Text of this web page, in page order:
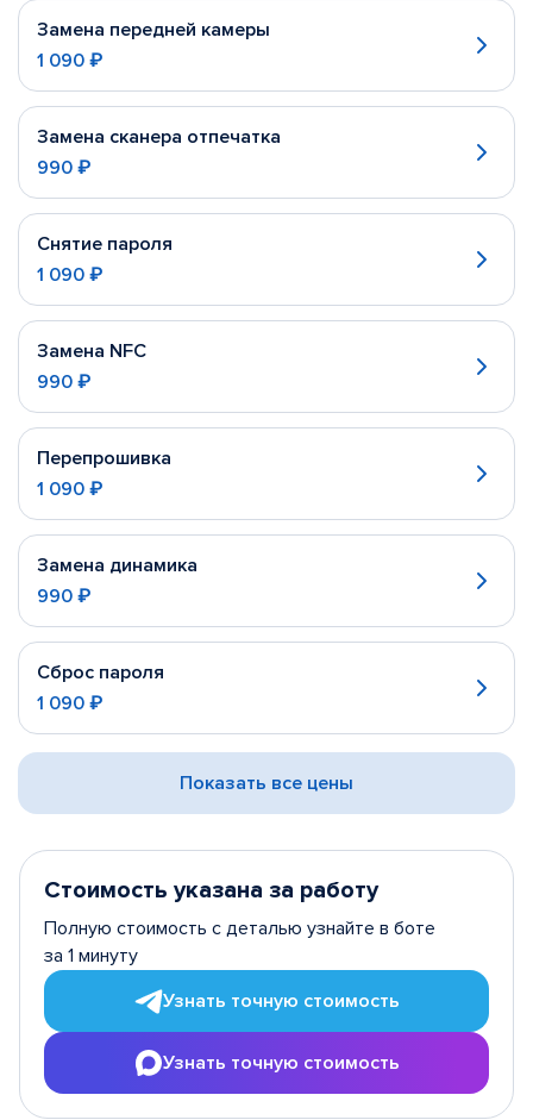
Замена передней камеры
1 090 ₽
Замена сканера отпечатка
990 ₽
Снятие пароля
1 090 ₽
Замена NFC
990 ₽
Перепрошивка
1 090 ₽
Замена динамика
990 ₽
Сброс пароля
1 090 ₽
Показать все цены
Стоимость указана за работу
Полную стоимость с деталью узнайте в боте
за 1 минуту
Узнать точную стоимость
Узнать точную стоимость